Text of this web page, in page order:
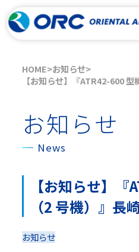
HOME お知らせ
【お知らせ】『ATR42-600
お知らせ
News
【お知らせ】
（2 号機）』長
お知らせ